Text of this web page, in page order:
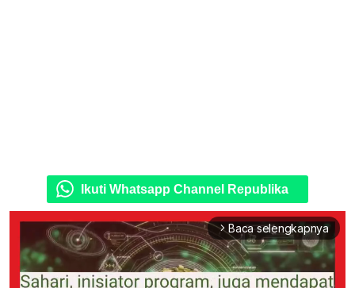
Ikuti Whatsapp Channel Republika
arrow_forward_ios Baca selengkapnya